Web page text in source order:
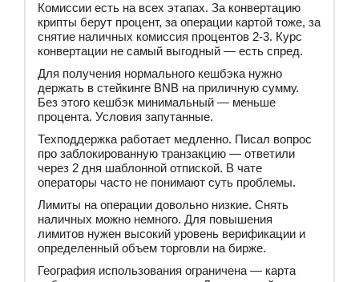
Комиссии есть на всех этапах. За конвертацию
крипты берут процент, за операции картой тоже, за
снятие наличных комиссия процентов 2-3. Курс
конвертации не самый выгодный — есть спред.
Для получения нормального кешбэка нужно
держать в стейкинге BNB на приличную сумму.
Без этого кешбэк минимальный — меньше
процента. Условия запутанные.
Техподдержка работает медленно. Писал вопрос
про заблокированную транзакцию — ответили
через 2 дня шаблонной отпиской. В чате
операторы часто не понимают суть проблемы.
Лимиты на операции довольно низкие. Снять
наличных можно немного. Для повышения
лимитов нужен высокий уровень верификации и
определенный объем торговли на бирже.
География использования ограничена — карта